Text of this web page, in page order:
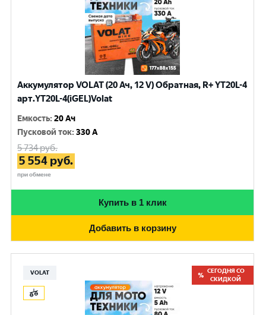
Аккумулятор VOLAT (20 Ач, 12 V) Обратная, R+ YT20L-4
арт.YT20L-4(iGEL)Volat
Емкость:20 Ач
Пусковой ток:330 A
5 734руб.
5 554 руб.
при обмене
Купить в 1 клик
Добавить в корзину
VOLAT
СЕГОДНЯ СО
СКИДКОЙ